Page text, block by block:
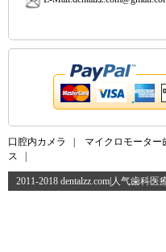
口腔内カメラ マイクロモーター
ス
2011-2018 dentalzz.com|人气歯科